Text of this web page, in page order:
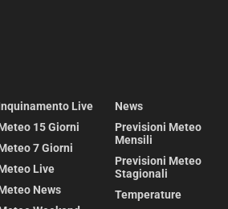
Live
15 Giorni
7 Giorni
Live
News
News
Previsioni Meteo
Mensili
Previsioni Meteo
Stagionali
Temperature